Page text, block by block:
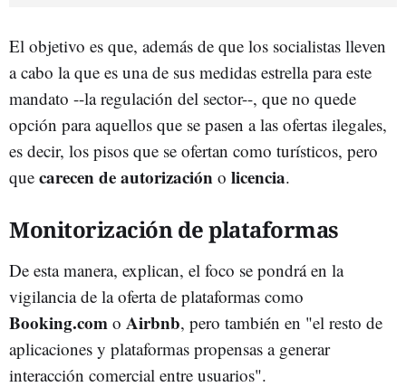
El objetivo es que, además de que los socialistas lleven
a cabo la que es una de sus medidas estrella para este
mandato --la regulación del sector--, que no quede
opción para aquellos que se pasen a las ofertas ilegales,
es decir, los pisos que se ofertan como turísticos, pero
que carecen de autorización o licencia.
Monitorización de plataformas
De esta manera, explican, el foco se pondrá en la
vigilancia de la oferta de plataformas como
Booking.com o Airbnb, pero también en "el resto de
aplicaciones y plataformas propensas a generar
interacción comercial entre usuarios".